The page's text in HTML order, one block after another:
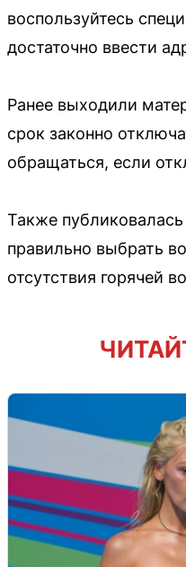
воспользуйтесь
достаточно ввести
Ранее выходили
срок законно
обращаться, если
Также
правильно выбрать
отсутствия горячей